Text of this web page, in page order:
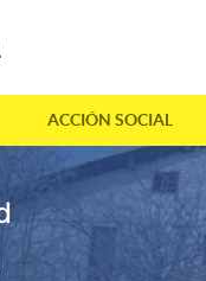
ACCIÓN SOCIAL